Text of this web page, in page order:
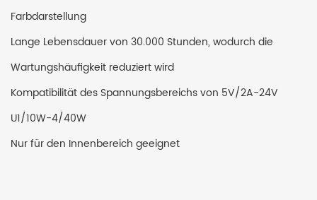
Farbdarstellung
Lange Lebensdauer von 30.000 Stunden, wodurch die
Wartungshäufigkeit reduziert wird
Kompatibilität des Spannungsbereichs von 5V/2A-24V
U1/10W-4/40W
Nur für den Innenbereich geeignet